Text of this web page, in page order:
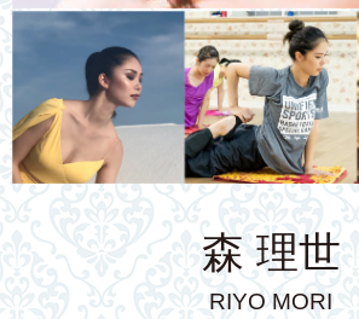
森 理世
RIYO MORI